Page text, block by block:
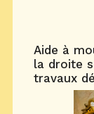
Aide à
la droite
travaux